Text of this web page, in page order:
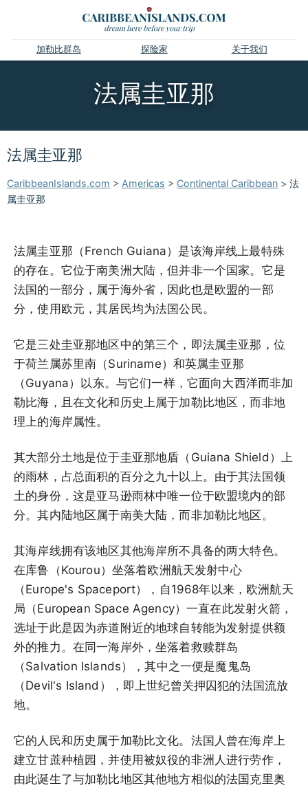
加勒比群岛 探险家 关于我们
法属圭亚那
法属圭亚那
CaribbeanIslands.com > Americas > Continental Caribbean > 法
属圭亚那
法属圭亚那（French Guiana）是该海岸线上最特殊
的存在。它位于南美洲大陆，但并非一个国家。它是
法国的一部分，属于海外省，因此也是欧盟的一部
分，使用欧元，其居民均为法国公民。
它是三处圭亚那地区中的第三个，即法属圭亚那，位
于荷兰属苏里南（Suriname）和英属圭亚那
（Guyana）以东。与它们一样，它面向大西洋而非加
勒比海，且在文化和历史上属于加勒比地区，而非地
理上的海岸属性。
其大部分土地是位于圭亚那地盾（Guiana Shield）上
的雨林，占总面积的百分之九十以上。由于其法国领
土的身份，这是亚马逊雨林中唯一位于欧盟境内的部
分。其内陆地区属于南美大陆，而非加勒比地区。
其海岸线拥有该地区其他海岸所不具备的两大特色。
在库鲁（Kourou）坐落着欧洲航天发射中心
（Europe's Spaceport），自1968年以来，欧洲航天
局（European Space Agency）一直在此发射火箭，
选址于此是因为赤道附近的地球自转能为发射提供额
外的推力。在同一海岸外，坐落着救赎群岛
（Salvation Islands），其中之一便是魔鬼岛
（Devil's Island），即上世纪曾关押囚犯的法国流放
地。
它的人民和历史属于加勒比文化。法国人曾在海岸上
建立甘蔗种植园，并使用被奴役的非洲人进行劳作，
由此诞生了与加勒比地区其他地方相似的法国克里奥